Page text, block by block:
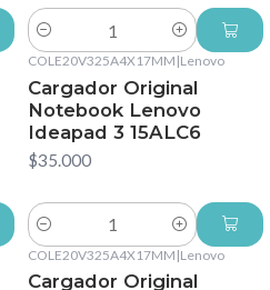
Cantidad
COLE20V325A4X17MM |Lenovo
Cargador Original
Notebook Lenovo
Ideapad 3 15ALC6
$35.000
Cantidad
COLE20V325A4X17MM |Lenovo
Cargador Original